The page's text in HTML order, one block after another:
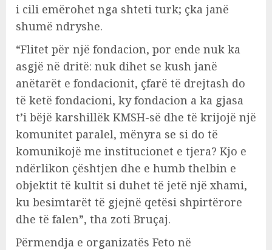
i cili emërohet nga shteti turk; çka janë
shumë ndryshe.
“Flitet për një fondacion, por ende nuk ka
asgjë në dritë: nuk dihet se kush janë
anëtarët e fondacionit, çfarë të drejtash do
të ketë fondacioni, ky fondacion a ka gjasa
t’i bëjë karshillëk KMSH-së dhe të krijojë një
komunitet paralel, mënyra se si do të
komunikojë me institucionet e tjera? Kjo e
ndërlikon çështjen dhe e humb thelbin e
objektit të kultit si duhet të jetë një xhami,
ku besimtarët të gjejnë qetësi shpirtërore
dhe të falen”, tha zoti Bruçaj.
Përmendja e organizatës Feto në